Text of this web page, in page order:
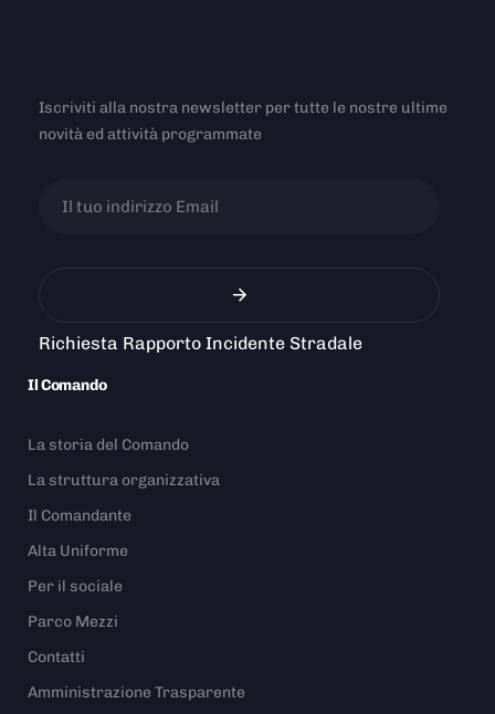
Iscriviti alla nostra newsletter per tutte le nostre ultime
novità ed attività programmate
Richiesta Rapporto Incidente Stradale
Il Comando
La storia del Comando
La struttura organizzativa
Il Comandante
Alta Uniforme
Per il sociale
Parco Mezzi
Contatti
Amministrazione Trasparente